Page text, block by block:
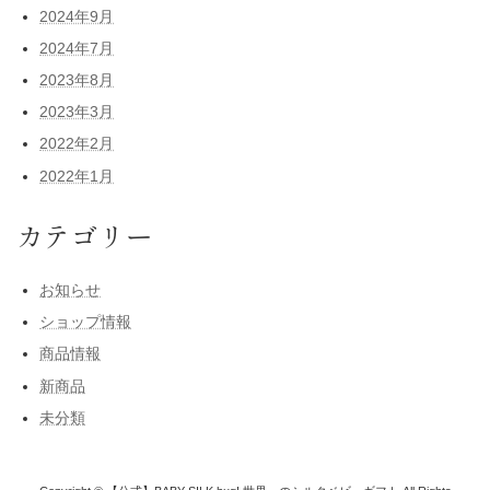
2024年9月
2024年7月
2023年8月
2023年3月
2022年2月
2022年1月
カテゴリー
お知らせ
ショップ情報
商品情報
新商品
未分類